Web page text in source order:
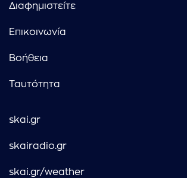
Διαφημιστείτε
Επικοινωνία
Βοήθεια
Ταυτότητα
skai.gr
skairadio.gr
skai.gr/weather